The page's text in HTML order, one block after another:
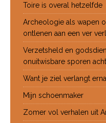
Toire is overal hetzelfde
Archeologie als wapen
ontlenen aan een ver
Verzetsheld en
onuitwisbare sporen
Want je ziel verlangt
Mijn schoenmaker
Zomer vol verhalen uit